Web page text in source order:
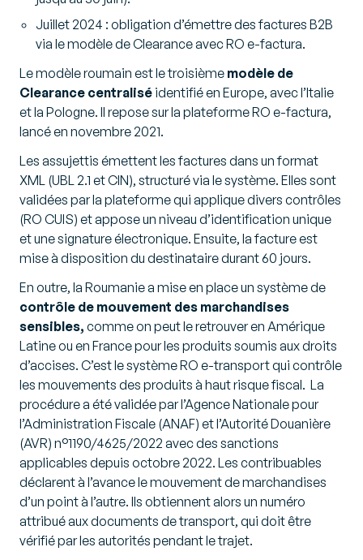
Juillet 2024 : obligation d’émettre des factures B2B
via le modèle de Clearance avec RO e-factura.
Le modèle roumain est le troisième modèle de
Clearance centralisé identifié en Europe, avec l’Italie
et la Pologne. Il repose sur la plateforme RO e-factura,
lancé en novembre 2021.
Les assujettis émettent les factures dans un format
XML (UBL 2.1 et CIN), structuré via le système. Elles sont
validées par la plateforme qui applique divers contrôles
(RO CUIS) et appose un niveau d’identification unique
et une signature électronique. Ensuite, la facture est
mise à disposition du destinataire durant 60 jours.
En outre, la Roumanie a mise en place un système de
contrôle de mouvement des marchandises
sensibles, comme on peut le retrouver en Amérique
Latine ou en France pour les produits soumis aux droits
d’accises. C’est le système RO e-transport qui contrôle
les mouvements des produits à haut risque fiscal. La
procédure a été validée par l’Agence Nationale pour
l’Administration Fiscale (ANAF) et l’Autorité Douanière
(AVR) n°1190/4625/2022 avec des sanctions
applicables depuis octobre 2022. Les contribuables
déclarent à l’avance le mouvement de marchandises
d’un point à l’autre. Ils obtiennent alors un numéro
attribué aux documents de transport, qui doit être
vérifié par les autorités pendant le trajet.